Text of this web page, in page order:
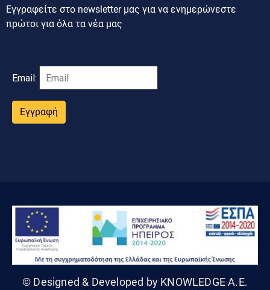
Εγγραφείτε στο newsletter μας για να ενημερώνεστε
πρώτοι για όλα τα νέα μας
Email:
Εγγραφή
© Designed & Developed by KNOWLEDGE A.E.